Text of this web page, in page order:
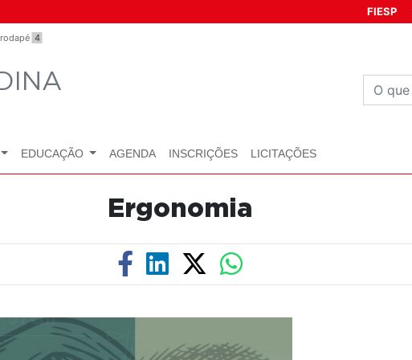
4
FIESP
EDUCAÇÃO AGENDA INSCRIÇÕES LICITAÇÕES
Ergonomia